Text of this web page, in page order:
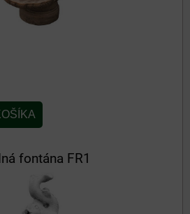
fontána FR1